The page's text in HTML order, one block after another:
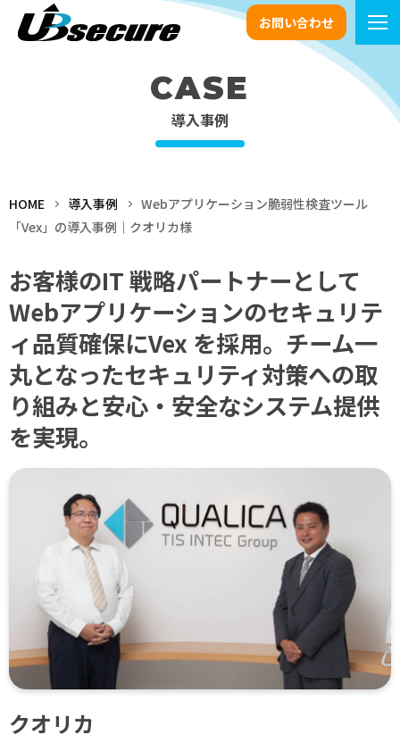
お問い合わせ
CASE
導入事例
HOME 導入事例
Webアプリケーション脆弱性検査ツール
「Vex」の導入事例｜クオリカ様
お客様のIT 戦略パートナーとして
Webアプリケーションのセキュリテ
ィ品質確保にVex を採用。チーム一
丸となったセキュリティ対策への取
り組みと安心・安全なシステム提供
を実現。
クオリカ